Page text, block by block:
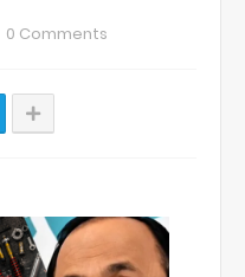
0 Comments